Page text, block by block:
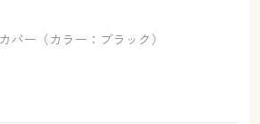
バー（カラー：ブラック）